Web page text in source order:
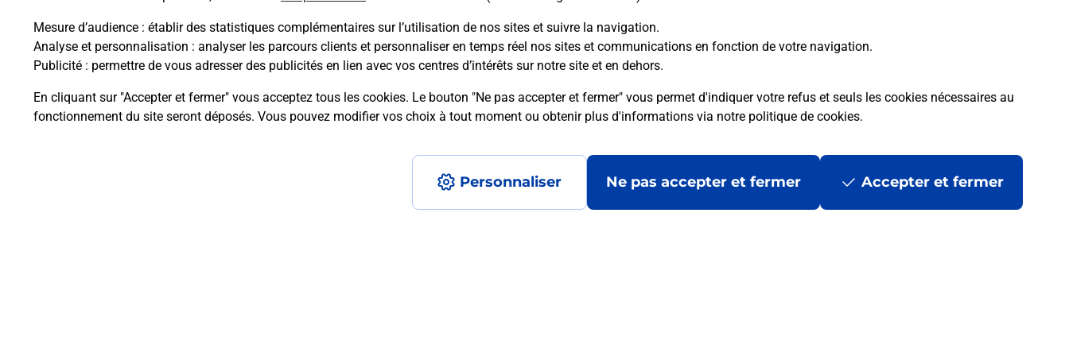
Mesure d’audience : établir des statistiques complémentaires sur l’utilisation de nos sites et suivre la navigation.
Analyse et personnalisation : analyser les parcours clients et personnaliser en temps réel nos sites et communications en fonction de votre navigation.
Publicité : permettre de vous adresser des publicités en lien avec vos centres d’intérêts sur notre site et en dehors.
En cliquant sur "Accepter et fermer" vous acceptez tous les cookies. Le bouton "Ne pas accepter et fermer" vous permet d'indiquer votre refus et seuls les cookies nécessaires au
fonctionnement du site seront déposés. Vous pouvez modifier vos choix à tout moment ou obtenir plus d'informations via notre politique de cookies.
Personnaliser Ne pas accepter et fermer Accepter et fermer
Questions fréquemment posées